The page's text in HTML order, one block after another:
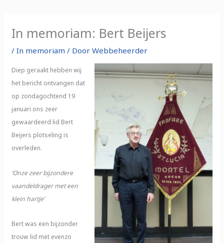
In memoriam: Bert Beijers
/In memoriam / DoorWebbeheerder
Diep geraakt hebben wij
het bericht ontvangen dat
op zondagochtend 19
januari ons zeer
gewaardeerd lid Bert
Beijers plotseling is
overleden.
‘Onze zeer bijzondere
vaandeldrager met een
klein hartje’
Bert was een bijzonder
trouw lid met evenzo